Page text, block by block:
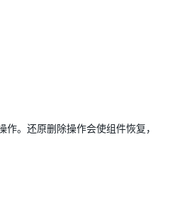
。还原删除操作会使组件恢复，